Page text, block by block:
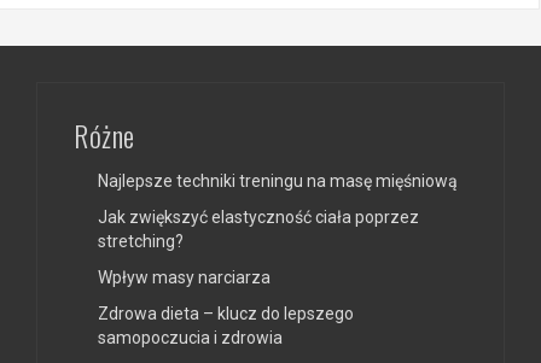
Różne
Najlepsze techniki treningu na masę mięśniową
Jak zwiększyć elastyczność ciała poprzez
stretching?
Wpływ masy narciarza
Zdrowa dieta – klucz do lepszego
samopoczucia i zdrowia